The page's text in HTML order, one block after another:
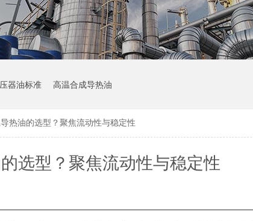
器油标准 高温合成导热油
热油的选型？聚焦流动性与稳定性​
选型？聚焦流动性与稳定性​